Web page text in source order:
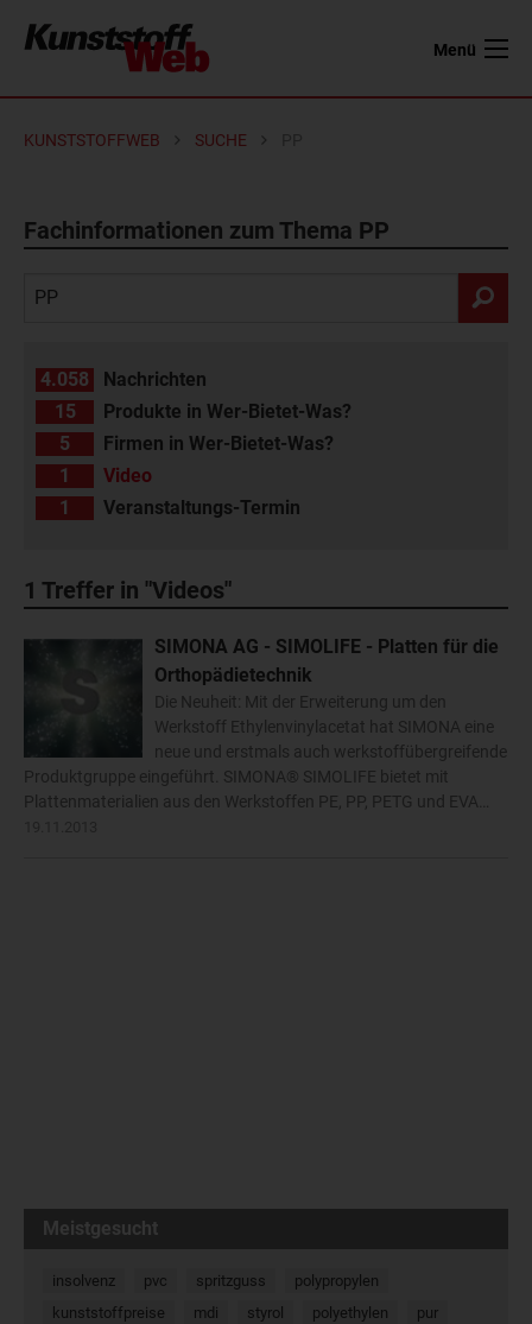
Menü
KUNSTSTOFFWEB SUCHE
Fachinformationen zum Thema PP
4.058
Nachrichten
15
Produkte in Wer-Bietet-Was?
5
Firmen in Wer-Bietet-Was?
1
Video
1
Veranstaltungs-Termin
1 Treffer in "Videos"
SIMONA AG - SIMOLIFE - Platten für die
Orthopädietechnik
Die Neuheit: Mit der Erweiterung um den
Werkstoff Ethylenvinylacetat hat SIMONA eine
neue und erstmals auch werkstoffübergreifende
Produktgruppe eingeführt. SIMONA® SIMOLIFE bietet mit
Plattenmaterialien aus den Werkstoffen PE, PP, PETG und EVA…
Meistgesucht
insolvenz pvc spritzguss
polypropylen
kunststoffpreise
mdi styrol polyethylen
pur